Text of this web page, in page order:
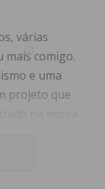
várias
mais comigo.
e uma
projeto que
Leal.